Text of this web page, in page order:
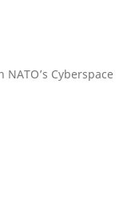
Cyberspace